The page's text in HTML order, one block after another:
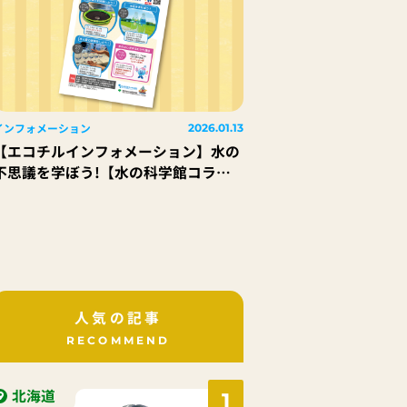
ンフォメーション 2026.01.13
エコチルインフォメーション】水の
思議を学ぼう!【水の科学館コラ
人気の記事
RECOMMEND
1
北海道